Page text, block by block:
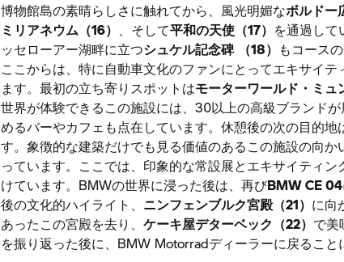
博物館島の素晴らしさに触れてから、風光明媚なボルドー
ミリアネウム（16） 、そして平和の天使（17） を通過し
ッセローアー湖畔に立つシュケル記念碑 （18） もコース
ここからは、特に自動車文化のファンにとってエキサイテ
ます。最初の立ち寄りスポットはモーターワールド・ミュ
世界が体験できるこの施設には、30以上の高級ブランド
めるバーやカフェも点在しています。休憩後の次の目的地
す。象徴的な建築だけでも見る価値のあるこの施設の向か
っています。ここでは、印象的な常設展とエキサイティ
けています。BMWの世界に浸った後は、再びBMW CE 04
後の文化的ハイライト、 ニンフェンブルク宮殿（21） に向
あったこの宮殿を去り、ケーキ屋デターベック（22） で美
を振り返った後に、BMW Motorradディーラーに戻ること